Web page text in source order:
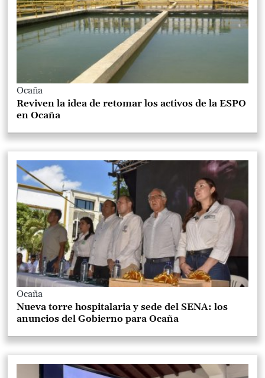
Ocaña
Reviven la idea de retomar los activos de la ESPO
en Ocaña
Ocaña
Nueva torre hospitalaria y sede del SENA: los
anuncios del Gobierno para Ocaña